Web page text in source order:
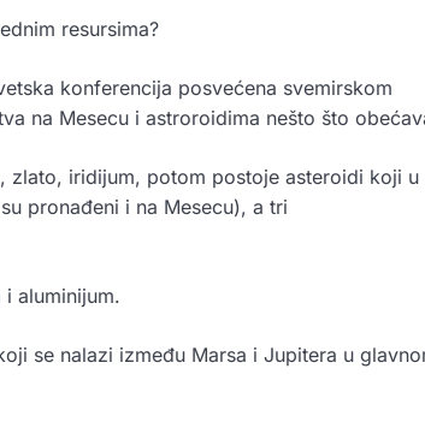
resursima?
konferencija posvećena svemirskom
na Mesecu i astroroidima nešto što
zlato, iridijum, potom postoje asteroidi koji u
pronađeni i na Mesecu), a tri
aluminijum.
se nalazi između Marsa i Jupitera u